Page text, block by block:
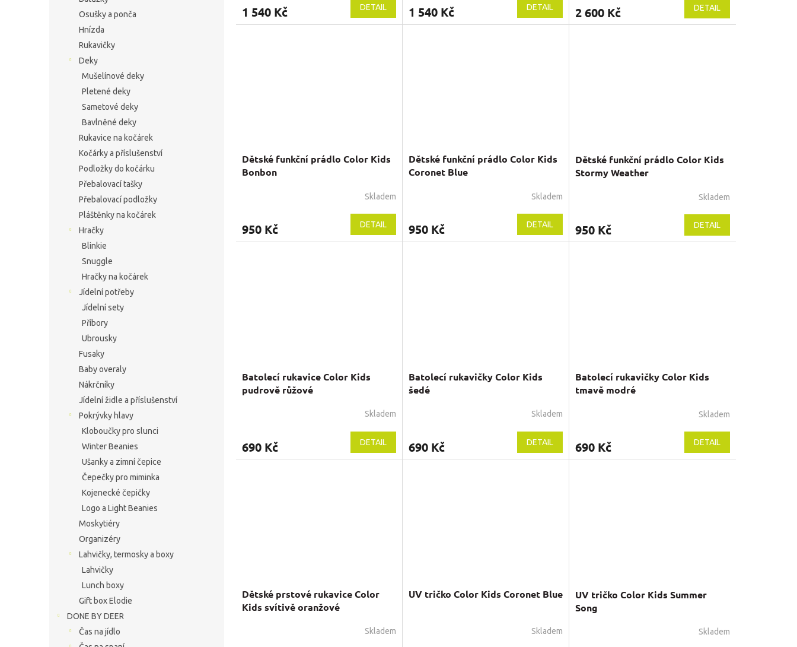
Osušky a ponča
Hnízda
Rukavičky
Deky
Mušelínové deky
Pletené deky
Sametové deky
Bavlněné deky
Rukavice na kočárek
Kočárky a příslušenství
Podložky do kočárku
Přebalovací tašky
Přebalovací podložky
Pláštěnky na kočárek
Hračky
Blinkie
Snuggle
Hračky na kočárek
Jídelní potřeby
Jídelní sety
Příbory
Ubrousky
Fusaky
Baby overaly
Nákrčníky
Jídelní židle a příslušenství
Pokrývky hlavy
Kloboučky pro slunci
Winter Beanies
Ušanky a zimní čepice
Čepečky pro miminka
Kojenecké čepičky
Logo a Light Beanies
Moskytiéry
Organizéry
Lahvičky, termosky a boxy
Lahvičky
Lunch boxy
Gift box Elodie
DONE BY DEER
Čas na jídlo
1 540 Kč DETAIL 1 540 Kč DETAIL 2 600 Kč DETAIL
Dětské funkční prádlo Color Kids
Bonbon
Skladem
950 Kč DETAIL
Dětské funkční prádlo Color Kids
Coronet Blue
Skladem
950 Kč DETAIL
Dětské funkční prádlo Color Kids
Stormy Weather
Skladem
950 Kč DETAIL
Batolecí rukavice Color Kids
pudrově růžové
Skladem
690 Kč DETAIL
Batolecí rukavičky Color Kids
šedé
Skladem
690 Kč DETAIL
Batolecí rukavičky Color Kids
tmavě modré
Skladem
690 Kč DETAIL
Dětské prstové rukavice Color
Kids svítivě oranžové
Skladem
UV tričko Color Kids Coronet Blue
Skladem
UV tričko Color Kids Summer
Song
Skladem